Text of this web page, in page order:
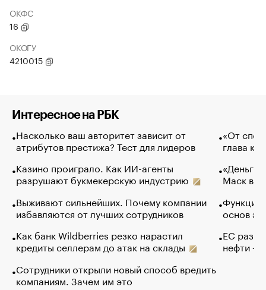
ОКФС
16
ОКОГУ
4210015
Интересное на РБК
Насколько ваш авторитет зависит от
атрибутов престижа? Тест для лидеров
Казино проиграло. Как ИИ-агенты
разрушают букмекерскую индустрию
Выживают сильнейших. Почему компании
избавляются от лучших сотрудников
Как банк Wildberries резко нарастил
кредиты селлерам до атак на склады
Сотрудники открыли новый способ вредить
компаниям. Зачем им это
«От
глава
«Деньги
Маск в
Функции
основ
ЕС
нефти —